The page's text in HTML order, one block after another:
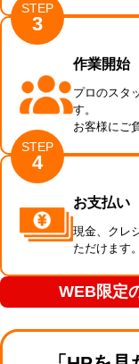
STEP
3
作業開始
プロのスタ
す。
お客様にご
STEP
4
お支払い
現金、クレ
ただけます。
WEB限定